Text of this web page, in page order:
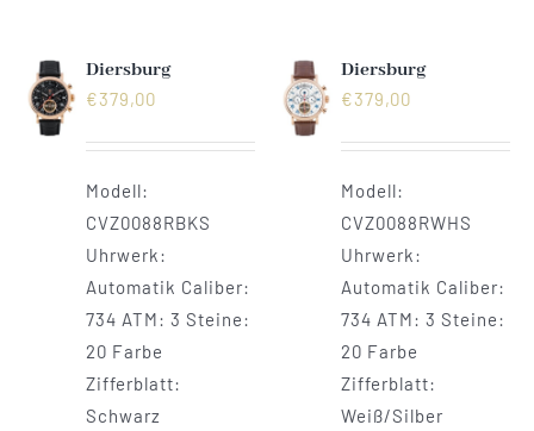
Diersburg
€379,00
Modell:
CVZ0088RBKS
Uhrwerk:
Automatik Caliber:
734 ATM: 3 Steine:
20 Farbe
Zifferblatt:
Schwarz
Diersburg
€379,00
Modell:
CVZ0088RWHS
Uhrwerk:
Automatik Caliber:
734 ATM: 3 Steine:
20 Farbe
Zifferblatt:
Weiß/Silber